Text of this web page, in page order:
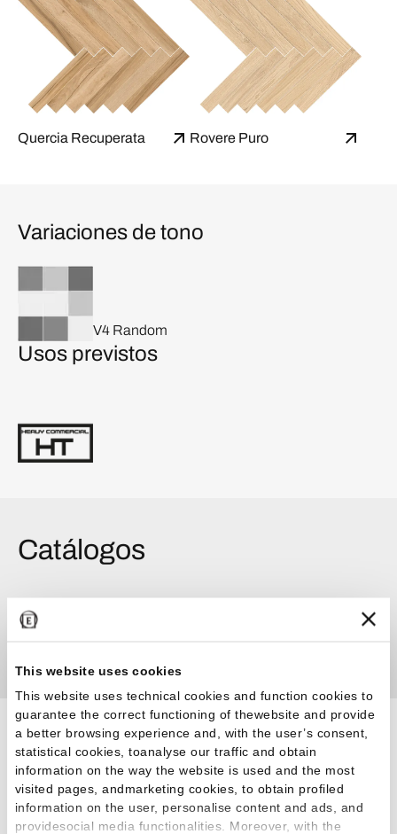
This website uses cookies
This website uses technical cookies and function cookies to
guarantee the correct functioning of thewebsite and provide
a better browsing experience and, with the user’s consent,
statistical cookies, toanalyse our traffic and obtain
information on the way the website is used and the most
visited pages, andmarketing cookies, to obtain profiled
information on the user, personalise content and ads, and
providesocial media functionalities. Moreover, with the
Quercia Recuperata Rovere Puro
Variaciones de tono
V4 Random
Usos previstos
Catálogos
Catalogar
Certificaciones
HPD - Ceramic Tiles